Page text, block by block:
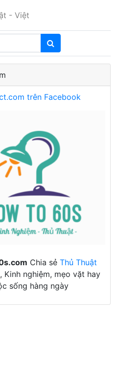
- Việt
trên Facebook
Chia sẻ Thủ Thuật
, Kinh nghiệm, mẹo vặt hay
sống hàng ngày